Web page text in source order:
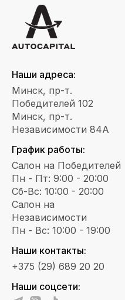
Наши адреса:
Минск, пр-т.
Победителей 102
Минск, пр-т.
Независимости 84А
График работы:
Салон на Победителей
Пн - Пт: 9:00 - 20:00
Сб-Вс: 10:00 - 20:00
Салон на
Независимости
Пн - Вс: 10:00 - 19:00
Наши контакты:
+375 (29) 689 20 20
Наши соцсети: